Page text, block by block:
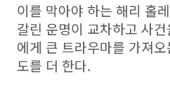
이를 막아야 하는 해리 홀
갈린 운명이 교차하고 사
에게 큰 트라우마를 가져
도를 더 한다.